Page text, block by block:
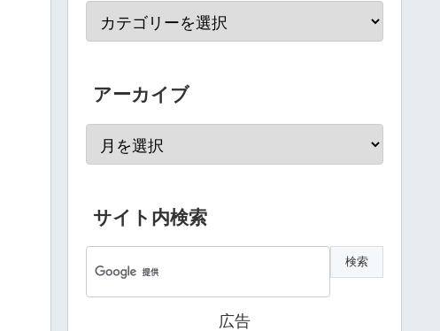
アーカイブ
サイト内検索
広告